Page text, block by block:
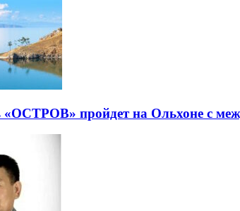
«ОСТРОВ» пройдет на Ольхоне с